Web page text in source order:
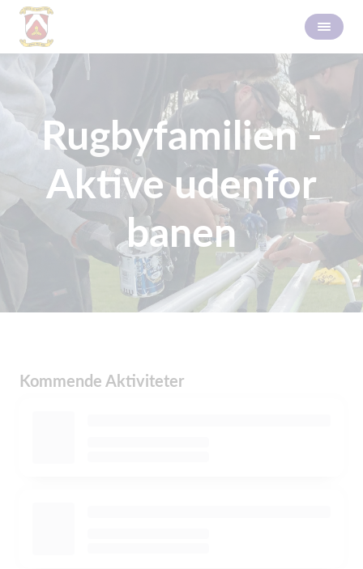
Rugbyfamilien -
Aktive udenfor
banen
Kommende Aktiviteter